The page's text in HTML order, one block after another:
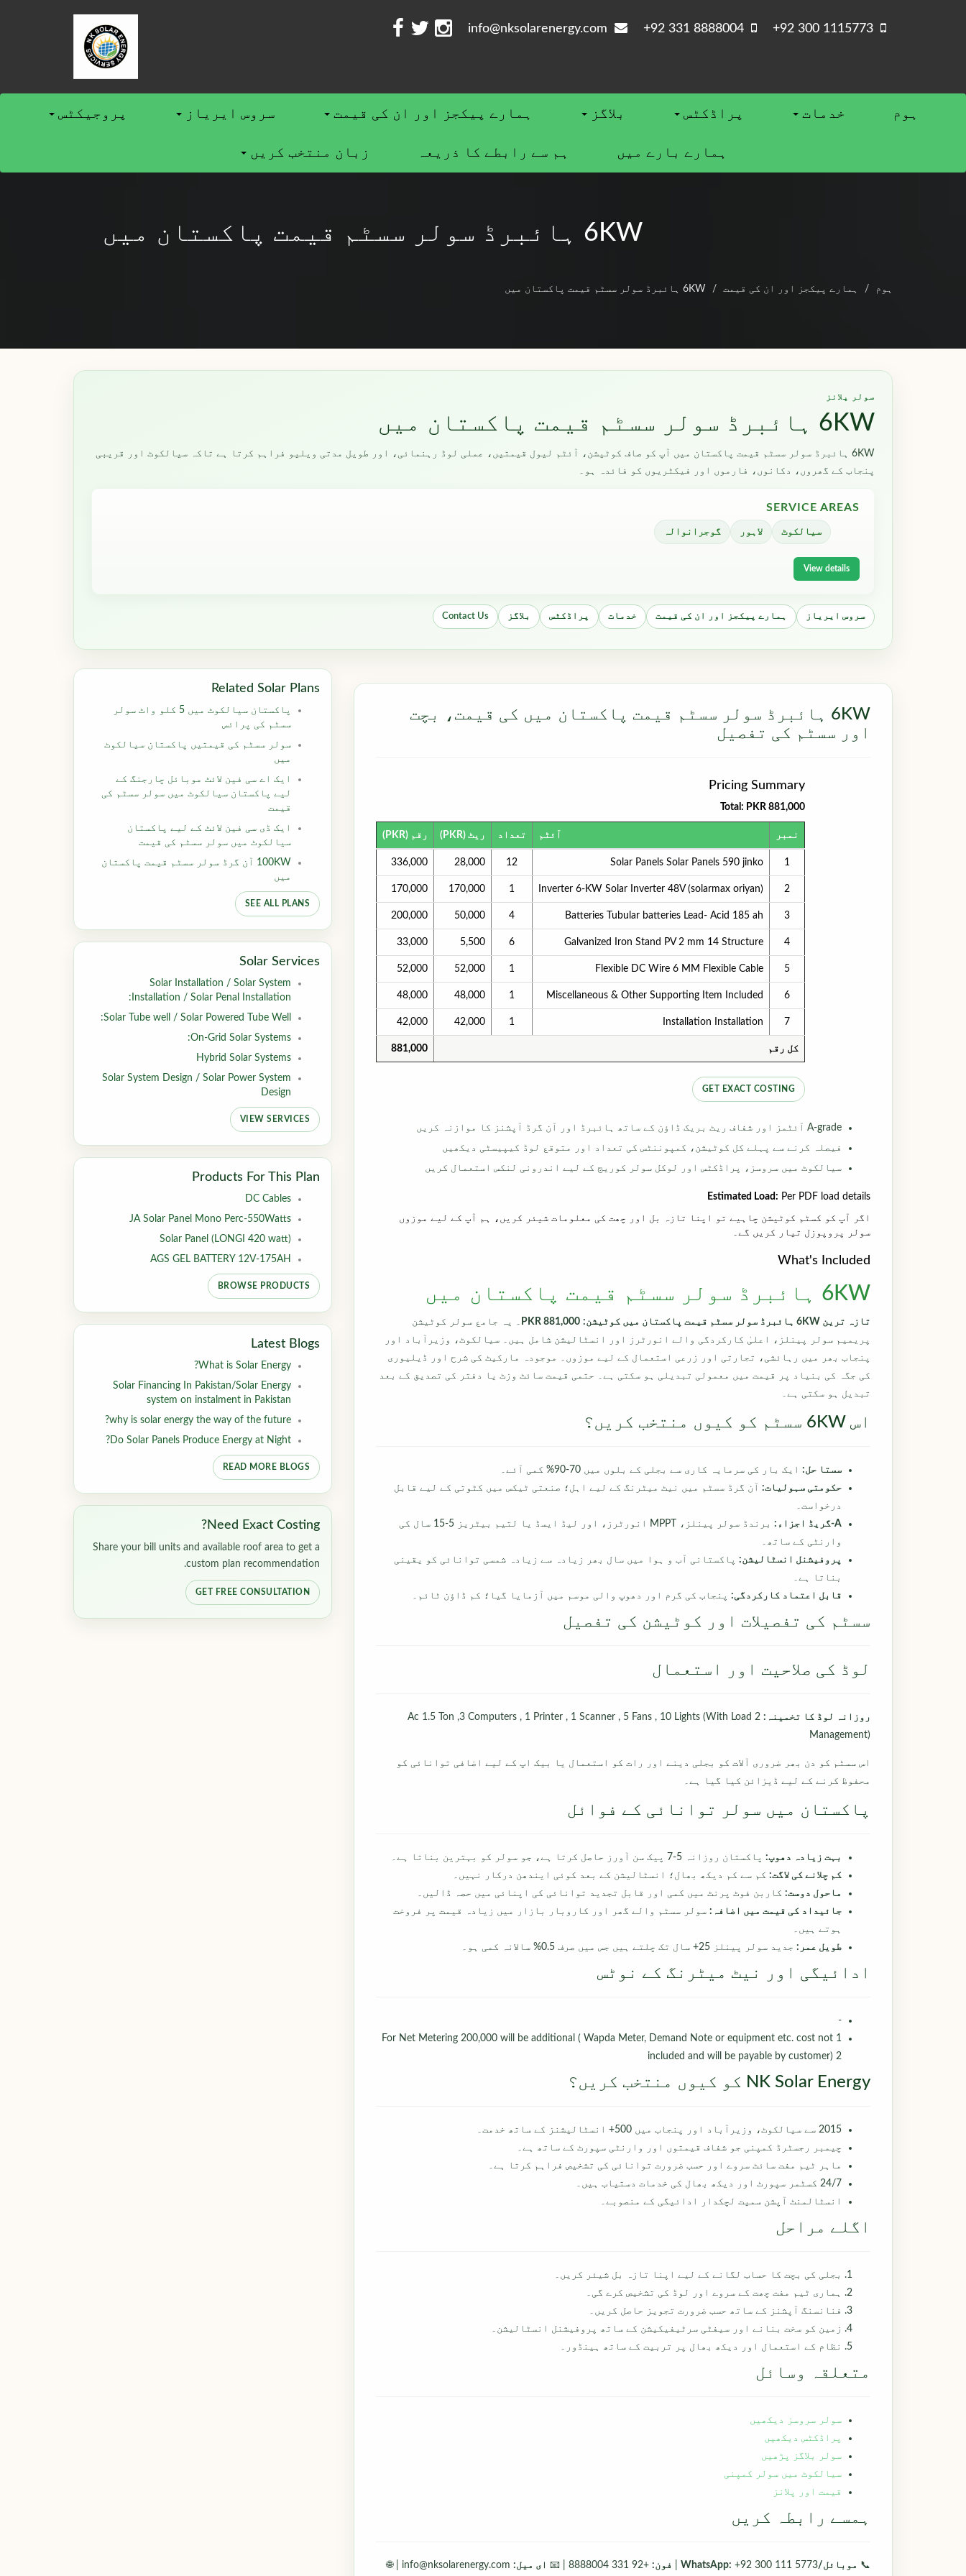
+92 300 1115773
+92 331 8888004
ہوم خدمات پراڈکٹس بلاگز ہمارے پیکجز اور ان کی قیمت سروس ایریاز پروجیکٹس
ہمارے بارے ميں ہم سے رابطے کا ذریعہ زبان منتخب کریں
6KW ہائبرڈ سولر سسٹم قیمت پاکستان میں
ہوم ہمارے پیکجز اور ان کی قیمت 6KW ہائبرڈ سولر سسٹم قیمت پاکستان میں
سولر پلانز
6KW ہائبرڈ سولر سسٹم قیمت پاکستان میں
6KW ہائبرڈ سولر سسٹم قیمت پاکستان میں آپ کو صاف کوٹیشن، آئٹم لیول قیمتیں، عملی لوڈ رہنمائی، اور طویل مدتی ویلیو فراہم کرتا ہے تاکہ سیالکوٹ اور قریبی
پنجاب کے گھروں، دکانوں، فارموں اور فیکٹریوں کو فائدہ ہو۔
SERVICE AREAS
سیالکوٹ لاہور گوجرانوالہ
View details
سروس ایریاز ہمارے پیکجز اور ان کی قیمت خدمات پراڈکٹس بلاگز Contact Us
6KW ہائبرڈ سولر سسٹم قیمت پاکستان میں کی قیمت، بچت
اور سسٹم کی تفصیل
Pricing Summary
Total: PKR 881,000
نمبر آئٹم تعداد ریٹ (PKR) رقم (PKR)
1
Solar Panels Solar Panels 590 jinko
12
28,000
336,000
2
Inverter 6-KW Solar Inverter 48V (solarmax oriyan)
1
170,000
170,000
3
Batteries Tubular batteries Lead- Acid 185 ah
4
50,000
200,000
4
Galvanized Iron Stand PV 2 mm 14 Structure
6
5,500
33,000
5
Flexible DC Wire 6 MM Flexible Cable
1
52,000
52,000
6
Miscellaneous & Other Supporting Item Included
1
48,000
48,000
7
Installation Installation
1
42,000
42,000
کل رقم 881,000
GET EXACT COSTING
A-grade آئٹمز اور شفاف ریٹ بریک ڈاؤن کے ساتھ ہائبرڈ اور آن گرڈ آپشنز کا موازنہ کریں
فیصلہ کرنے سے پہلے کل کوٹیشن، کمپوننٹس کی تعداد اور متوقع لوڈ کیپیسٹی دیکھیں
سیالکوٹ میں سروسز، پراڈکٹس اور لوکل سولر کوریج کے لیے اندرونی لنکس استعمال کریں
Estimated Load: Per PDF load details
اگر آپ کو کسٹم کوٹیشن چاہیے تو اپنا تازہ بل اور چھت کی معلومات شیئر کریں، ہم آپ کے لیے موزوں
سولر پروپوزل تیار کریں گے۔
What's Included
6KW ہائبرڈ سولر سسٹم قیمت پاکستان میں
تازہ ترین 6KW ہائبرڈ سولر سسٹم قیمت پاکستان میں کوٹیشن: PKR 881,000 ۔ یہ جامع سولر کوٹیشن
پریمیم سولر پینلز، اعلیٰ کارکردگی والے انورٹرز اور انسٹالیشن شامل ہیں۔ سیالکوٹ، وزیرآباد اور
پنجاب بھر میں رہائشی، تجارتی اور زرعی استعمال کے لیے موزوں۔ موجودہ مارکیٹ کی شرح اور ڈیلیوری
کی جگہ کی بنیاد پر قیمت میں معمولی تبدیلی ہو سکتی ہے۔ حتمی قیمت سائٹ وزٹ یا دفتر کی تصدیق کے بعد
تبدیل ہو سکتی ہے۔
اس 6KW سسٹم کو کیوں منتخب کریں؟
سستا حل: ایک بار کی سرمایہ کاری سے بجلی کے بلوں میں 70-90% کمی آئے۔
حکومتی سہولیات: آن گرڈ سسٹم میں نیٹ میٹرنگ کے لیے اہل؛ صنعتی ٹیکس میں کٹوتی کے لیے قابل
درخواست۔
A-گریڈ اجزاء:
برندڈ سولر پینلز، MPPT انورٹرز، اور لیڈ ایسڈ یا لتیم بیٹریز 5-15 سال کی
وارنٹی کے ساتھ۔
پروفیشنل انسٹالیشن: پاکستانی آب و ہوا میں سال بھر زیادہ سے زیادہ شمسی توانائی کو یقینی
بناتا ہے۔
قابل اعتماد کارکردگی: پنجاب کی گرم اور دھوپ والی موسم میں آزمایا گیا؛ کم ڈاؤن ٹائم۔
سسٹم کی تفصیلات اور کوٹیشن کی تفصیل
لوڈ کی صلاحیت اور استعمال
روزانہ لوڈ کا تخمینہ:
2 Ac 1.5 Ton ,3 Computers , 1 Printer , 1 Scanner , 5 Fans , 10 Lights (With Load
Management)
اس سسٹم کو دن بھر ضروری آلات کو بجلی دینے اور رات کو استعمال یا بیک اپ کے لیے اضافی توانائی کو
محفوظ کرنے کے لیے ڈیزائن کیا گیا ہے۔
پاکستان میں سولر توانائی کے فوائل
بہت زیادہ دھوپ: پاکستان روزانہ 5-7 پیک سن آورز حاصل کرتا ہے، جو سولر کو بہترین بناتا ہے۔
کم چلانے کی لاگت: کم سے کم دیکھ بھال؛ انسٹالیشن کے بعد کوئی ایندھن درکار نہیں۔
ماحول دوست: کاربن فوٹ پرنٹ میں کمی اور قابل تجدید توانائی کی اپنائی میں حصہ ڈالیں۔
جائیداد کی قیمت میں اضافہ: سولر سسٹم والے گھر اور کاروبار بازار میں زیادہ قیمت پر فروخت
ہوتے ہیں۔
طویل عمر: جدید سولر پینلز 25+ سال تک چلتے ہیں جس میں صرف 0.5% سالانہ کمی ہو۔
ادائیگی اور نیٹ میٹرنگ کے نوٹس
-
1 For Net Metering 200,000 will be additional ( Wapda Meter, Demand Note or equipment etc. cost not
included and will be payable by customer) 2
NK Solar Energy کو کیوں منتخب کریں؟
2015 سے سیالکوٹ، وزیرآباد اور پنجاب میں 500+ انسٹالیشنز کے ساتھ خدمت۔
چیمبر رجسٹرڈ کمپنی جو شفاف قیمتوں اور وارنٹی سپورٹ کے ساتھ ہے۔
ماہر ٹیم مفت سائٹ سروے اور حسب ضرورت توانائی کی تشخیص فراہم کرتا ہے۔
24/7 کسٹمر سپورٹ اور دیکھ بھال کی خدمات دستیاب ہیں۔
انسٹالمنٹ آپشن سمیت لچکدار ادائیگی کے منصوبے۔
اگلے مراحل
بجلی کی بچت کا حساب لگانے کے لیے اپنا تازہ بل شیئر کریں۔
ہماری ٹیم مفت چھت کے سروے اور لوڈ کی تشخیص کرے گی۔
فنانسنگ آپشنز کے ساتھ حسب ضرورت تجویز حاصل کریں۔
زمین کو سخت بنانے اور سیفٹی سرٹیفیکیشن کے ساتھ پروفیشنل انسٹالیشن۔
نظام کے استعمال اور دیکھ بھال پر تربیت کے ساتھ ہینڈور۔
متعلقہ وسائل
سولر سروسز دیکھیں
پراڈکٹس دیکھیں
سولر بلاگز پڑھیں
سیالکوٹ میں سولر کمپنی
قیمت اور پلانز
ہمسے رابطہ کریں
📞 موبائل/WhatsApp:+92 300 111 5773 | فون: +92 331 8888004 | 📧 ای میل:
Related Solar Plans
پاکستان سیالکوٹ میں 5 کلو واٹ سولر
سسٹم کی پرائس
سولر سسٹم کی قیمتیں پاکستان سیالکوٹ
میں
ایک اے سی فین لائٹ موبائل چارجنگ کے
لیے پاکستان سیالکوٹ میں سولر سسٹم کی
قیمت
ایک ڈی سی فین لائٹ کے لیے پاکستان
سیالکوٹ میں سولر سسٹم کی قیمت
100KW آن گرڈ سولر سسٹم قیمت پاکستان
میں
SEE ALL PLANS
Solar Services
Solar Installation / Solar System
Installation / Solar Penal Installation:
Solar Tube well / Solar Powered Tube Well:
On-Grid Solar Systems:
Hybrid Solar Systems
Solar System Design / Solar Power System
Design
VIEW SERVICES
Products For This Plan
DC Cables
JA Solar Panel Mono Perc-550Watts
Solar Panel (LONGI 420 watt)
AGS GEL BATTERY 12V-175AH
BROWSE PRODUCTS
Latest Blogs
What is Solar Energy?
Solar Financing In Pakistan/Solar Energy
system on instalment in Pakistan
why is solar energy the way of the future?
Do Solar Panels Produce Energy at Night?
READ MORE BLOGS
Need Exact Costing?
Share your bill units and available roof area to get a
custom plan recommendation.
GET FREE CONSULTATION